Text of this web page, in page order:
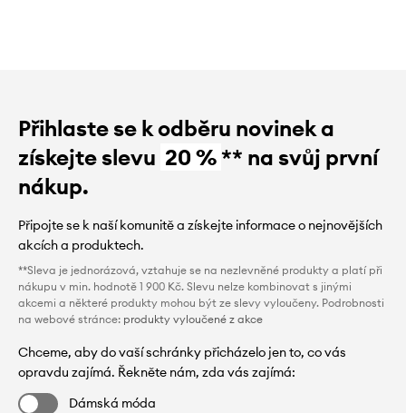
Přihlaste se k odběru novinek a
získejte slevu 20 %** na svůj první
nákup.
Připojte se k naší komunitě a získejte informace o nejnovějších
akcích a produktech.
**Sleva je jednorázová, vztahuje se na nezlevněné produkty a platí při
nákupu v min. hodnotě 1 900 Kč. Slevu nelze kombinovat s jinými
akcemi a některé produkty mohou být ze slevy vyloučeny. Podrobnosti
na webové stránce: produkty vyloučené z akce
Chceme, aby do vaší schránky přicházelo jen to, co vás
opravdu zajímá. Řekněte nám, zda vás zajímá:
Dámská móda